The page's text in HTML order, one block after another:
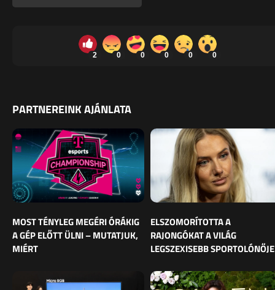
2 0 0 0 0 0
PARTNEREINK AJÁNLATA
MOST TÉNYLEG MEGÉRI ÓRÁKIG
A GÉP ELŐTT ÜLNI – MUTATJUK,
MIÉRT
ELSZOMORÍTOTTA A
RAJONGÓKAT A VILÁG
LEGSZEXISEBB SPORTOLÓNŐJE